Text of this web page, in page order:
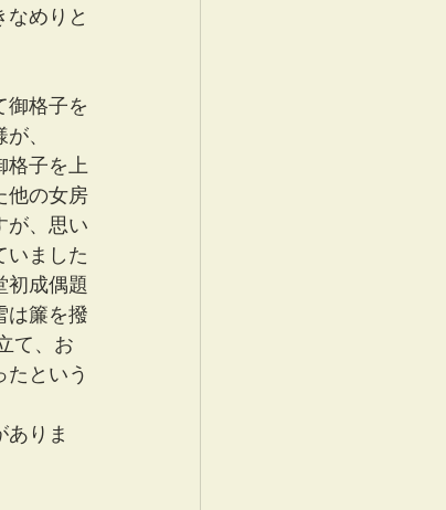
めりと
御格子を
、
格子を上
他の女房
が、思い
いました
初成偶題
は簾を撥
て、お
という
りま